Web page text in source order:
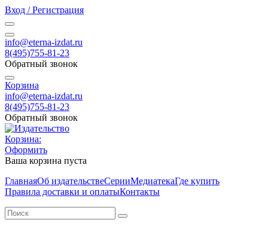
Вход / Регистрация
info@eterna-izdat.ru
8(495)755-81-23
Обратный звонок
Корзина
info@eterna-izdat.ru
8(495)755-81-23
Обратный звонок
Корзина:
Оформить
Ваша корзина пуста
ГлавнаяОб издательствеСерииМедиатекаГде купить
Правила доставки и оплатыКонтакты